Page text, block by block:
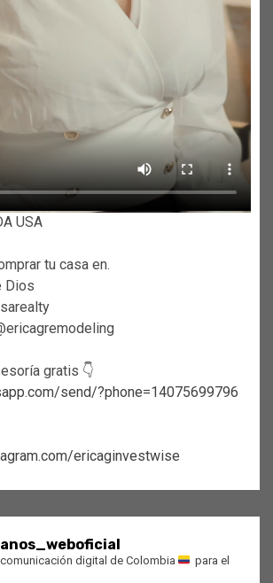
USA
tu casa en.
Dios
gratis 👇
send/?phone=14075699796
ericaginvestwise
digital de Colombia
para el